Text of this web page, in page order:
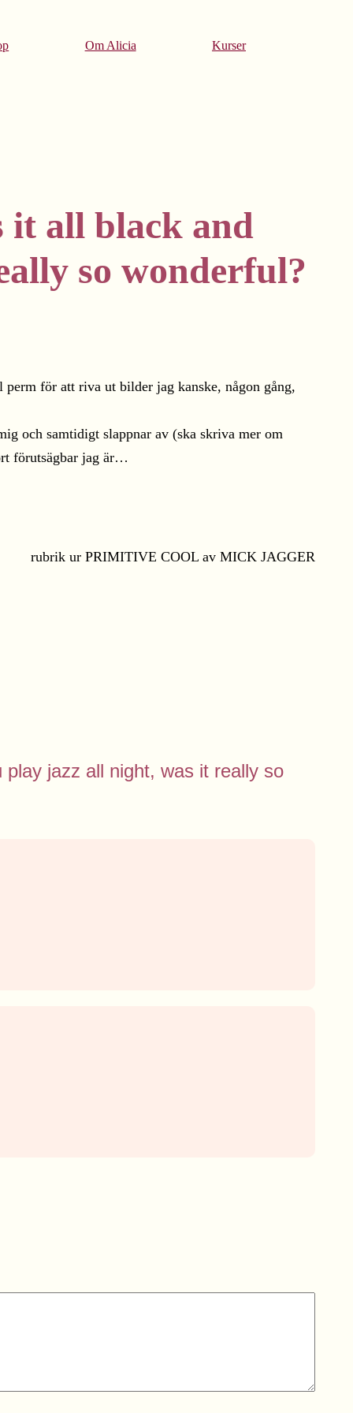
Om Alicia Kurser
it all black and
so wonderful?
för att riva ut bilder jag kanske, någon gång,
och samtidigt slappnar av (ska skriva mer om
förutsägbar jag är…
rubrik ur PRIMITIVE COOL av MICK JAGGER
jazz all night, was it really so